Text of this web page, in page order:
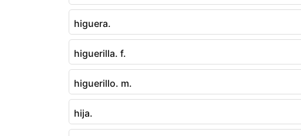
higuera.
higuerilla. f.
higuerillo. m.
hija.